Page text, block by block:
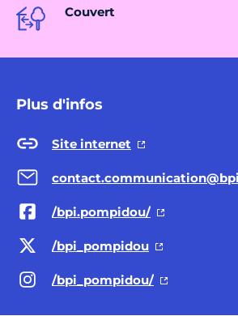
Couvert
Plus d'infos
Site internet
/bpi.pompidou/
/bpi_pompidou
/bpi_pompidou/